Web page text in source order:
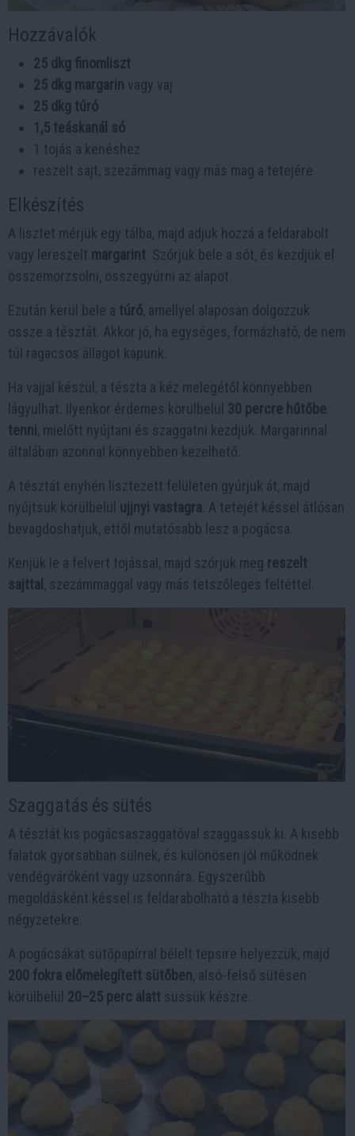
Hozzávalók
25 dkg finomliszt
25 dkg margarin vagy vaj
25 dkg túró
1,5 teáskanál só
1 tojás a kenéshez
reszelt sajt, szezámmag vagy más mag a tetejére
Elkészítés
A lisztet mérjük egy tálba, majd adjuk hozzá a feldarabolt
vagy lereszelt margarint . Szórjuk bele a sót, és kezdjük el
összemorzsolni, összegyúrni az alapot.
Ezután kerül bele a túró, amellyel alaposan dolgozzuk
össze a tésztát. Akkor jó, ha egységes, formázható, de nem
túl ragacsos állagot kapunk.
Ha vajjal készül, a tészta a kéz melegétől könnyebben
lágyulhat. Ilyenkor érdemes körülbelül 30 percre hűtőbe
tenni, mielőtt nyújtani és szaggatni kezdjük. Margarinnal
általában azonnal könnyebben kezelhető.
A tésztát enyhén lisztezett felületen gyúrjuk át, majd
nyújtsuk körülbelül ujjnyi vastagra . A tetejét késsel átlósan
bevagdoshatjuk, ettől mutatósabb lesz a pogácsa.
Kenjük le a felvert tojással, majd szórjuk meg reszelt
sajttal , szezámmaggal vagy más tetszőleges feltéttel.
Szaggatás és sütés
A tésztát kis pogácsaszaggatóval szaggassuk ki. A kisebb
falatok gyorsabban sülnek, és különösen jól működnek
vendégváróként vagy uzsonnára. Egyszerűbb
megoldásként késsel is feldarabolható a tészta kisebb
négyzetekre.
A pogácsákat sütőpapírral bélelt tepsire helyezzük, majd
200 fokra előmelegített sütőben, alsó-felső sütésen
körülbelül 20–25 perc alatt süssük készre.